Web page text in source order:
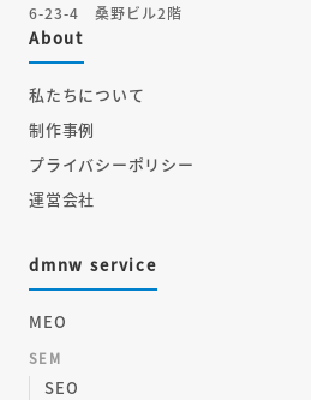
6-23-4 桑野ビル2階
About
私たちについて
制作事例
プライバシーポリシー
運営会社
dmnw service
MEO
SEM
SEO